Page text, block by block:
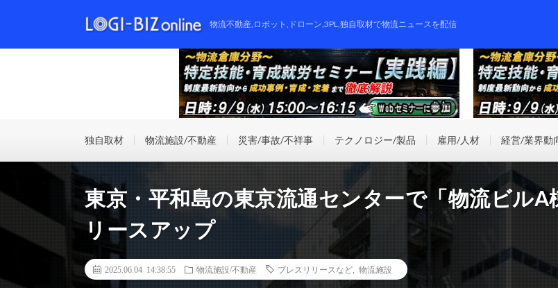
物流不動産,ロボット,ドローン,3PL,独自取材で物流ニュースを配信
独自取材 物流施設/不動産 災害/事故/不祥事 テクノロジー/製品 雇用/人材 経営/業界動
東京・平和島の東京流通センターで「物流ビルA
リースアップ
2025.06.04 14:38:55 物流施設/不動産 プレスリリースなど 物流施設